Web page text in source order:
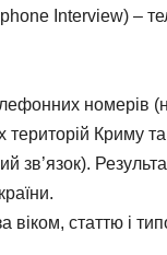
Interview) –
номерів
територій Криму
зв’язок).
віком, статтю і